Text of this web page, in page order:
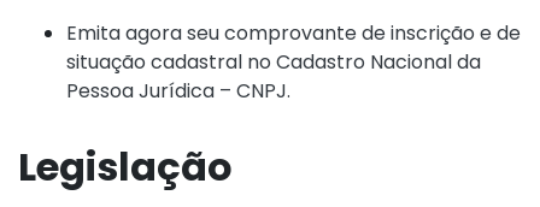
Emita agora seu comprovante de inscrição e de
situação cadastral no Cadastro Nacional da
Pessoa Jurídica – CNPJ.
Legislação